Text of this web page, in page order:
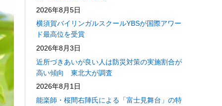
2026年8月5日
横須賀バイリンガルスクールYBSが国際アワー
ド最高位を受賞
2026年8月3日
近所づきあいが良い人は防災対策の実施割合が
高い傾向 東北大が調査
2026年8月1日
能楽師・桜間右陣氏による「富士見舞台」の特